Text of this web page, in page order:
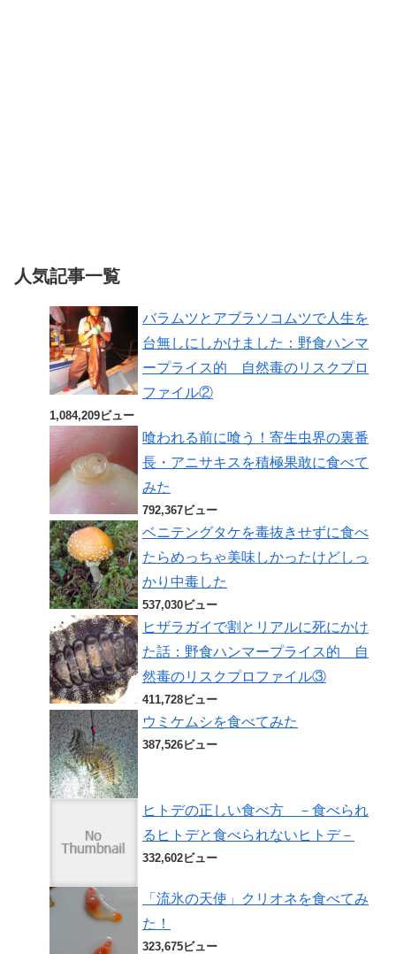
人気記事一覧
バラムツとアブラソコムツで人生を
台無しにしかけました：野食ハンマ
ープライス的 自然毒のリスクプロ
ファイル②
1,084,209ビュー
喰われる前に喰う！寄生虫界の裏番
長・アニサキスを積極果敢に食べて
みた
792,367ビュー
ベニテングタケを毒抜きせずに食べ
たらめっちゃ美味しかったけどしっ
かり中毒した
537,030ビュー
ヒザラガイで割とリアルに死にかけ
た話：野食ハンマープライス的 自
然毒のリスクプロファイル③
411,728ビュー
ウミケムシを食べてみた
387,526ビュー
ヒトデの正しい食べ方 －食べられ
るヒトデと食べられないヒトデ－
332,602ビュー
「流氷の天使」クリオネを食べてみ
た！
323,675ビュー